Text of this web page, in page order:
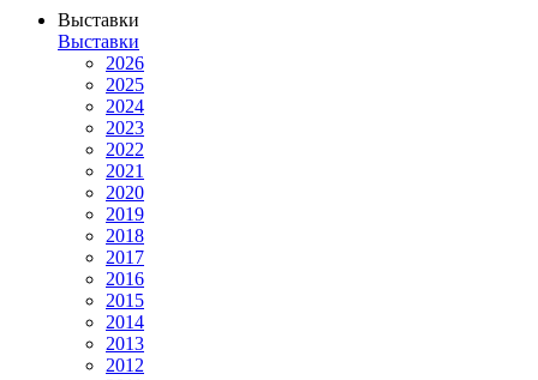
Выставки
Выставки
2026
2025
2024
2023
2022
2021
2020
2019
2018
2017
2016
2015
2014
2013
2012